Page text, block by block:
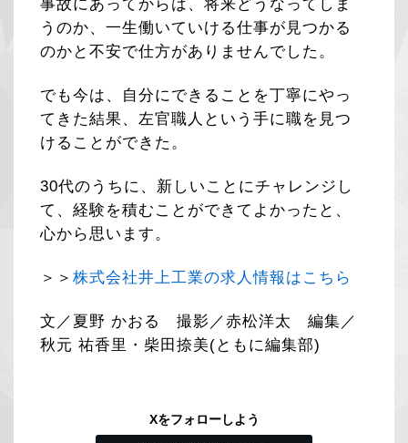
事故にあってからは、将来どうなってしま
うのか、一生働いていける仕事が見つかる
のかと不安で仕方がありませんでした。
でも今は、自分にできることを丁寧にやっ
てきた結果、左官職人という手に職を見つ
けることができた。
30代のうちに、新しいことにチャレンジし
て、経験を積むことができてよかったと、
心から思います。
＞＞株式会社井上工業の求人情報はこちら
文／夏野 かおる 撮影／赤松洋太 編集／
秋元 祐香里・柴田捺美(ともに編集部)
Xをフォローしよう